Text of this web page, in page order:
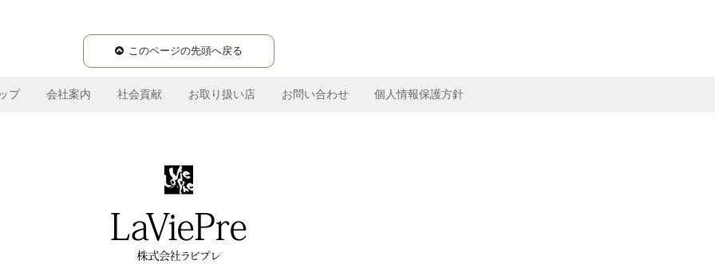
このページの先頭へ戻る
プ 会社案内 社会貢献 お取り扱い店 お問い合わせ 個人情報保護方針